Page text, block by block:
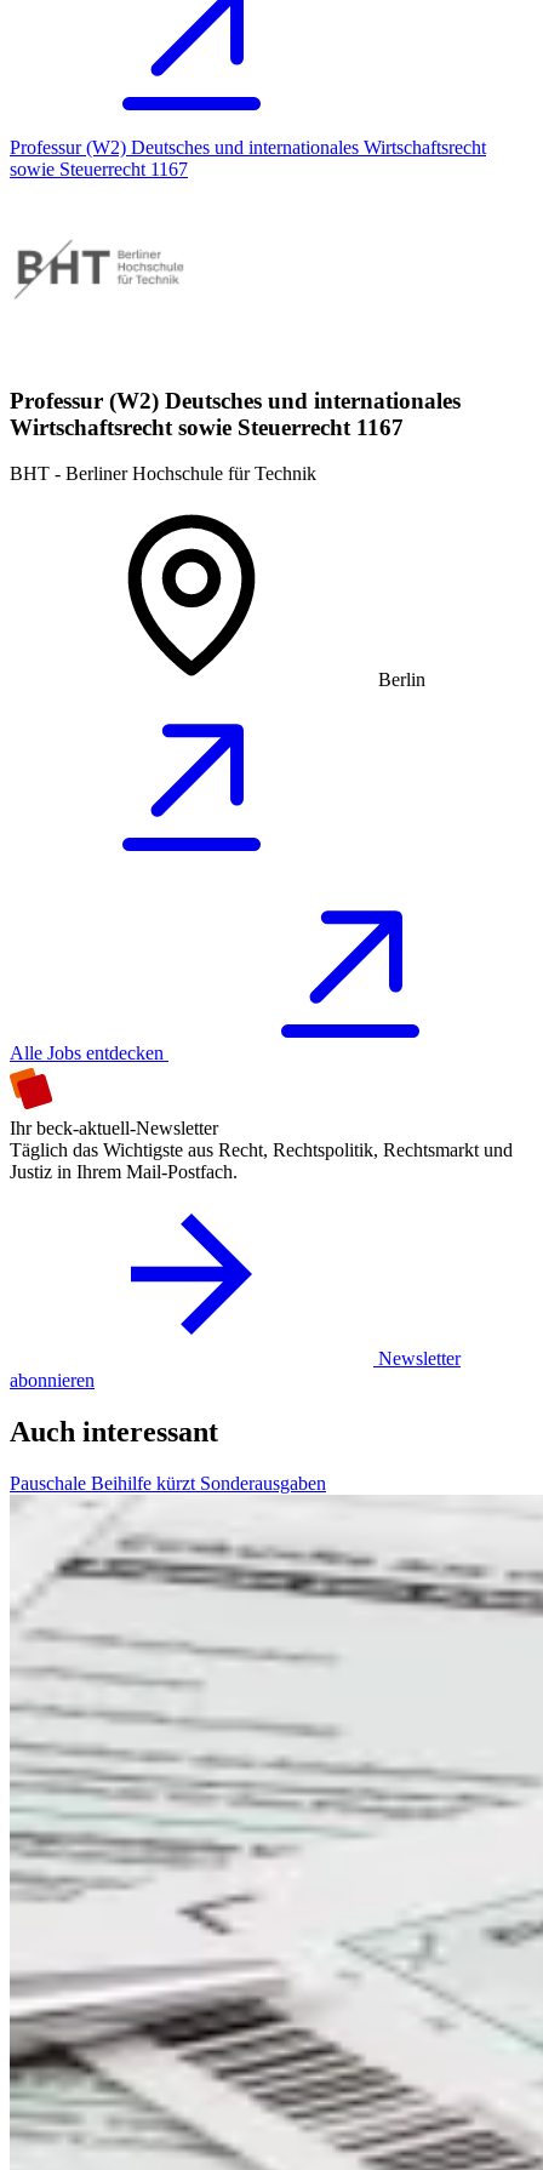
Professur (W2) Deutsches und internationales Wirtschaftsrecht
sowie Steuerrecht 1167
Professur (W2) Deutsches und internationales
Wirtschaftsrecht sowie Steuerrecht 1167
BHT - Berliner Hochschule für Technik
Berlin
Alle Jobs entdecken
Ihr beck-aktuell-Newsletter
Täglich das Wichtigste aus Recht, Rechtspolitik, Rechtsmarkt und
Justiz in Ihrem Mail-Postfach.
Newsletter
abonnieren
Auch interessant
Pauschale Beihilfe kürzt Sonderausgaben